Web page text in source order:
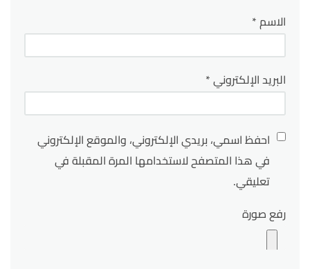
الاسم*
البريد الإلكتروني*
احفظ اسمي، بريدي الإلكتروني، والموقع الإلكتروني
في هذا المتصفح لاستخدامها المرة المقبلة في
تعليقي.
رفع صورة